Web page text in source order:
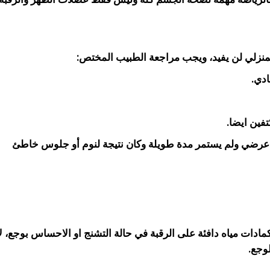
لن يفيد، ويجب مراجعة الطبيب المختص:
ايضا.
عرضي ولم يستمر مدة طويلة وكان نتيجة لنوم أو جلوس خاطئ
مياه دافئة على الرقبة في حالة التشنج او الاحساس بوجع،